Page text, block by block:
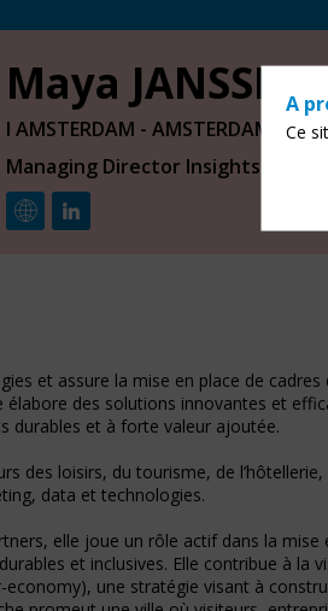
Maya JANSSEN
I AMSTERDAM -
Managing Director Insights &
et assure la mise en place de
élabore des solutions innovantes et
durables et à forte valeur ajoutée.
des loisirs, du tourisme, de
data et technologies.
elle joue un rôle actif dans la
et inclusives. Elle contribue à
une stratégie visant à
A
Ce